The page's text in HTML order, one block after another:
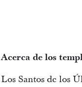
Acerca de los
Los Santos de los